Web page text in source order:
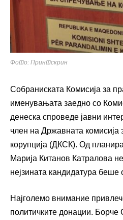
Фото: Принтскрин
Собраниската Комисија за
именувањата заедно со
денеска спроведе јавни
член на Државната комисија
корупција (ДКСК). Од
Марија Китанов Катралова
нејзината кандидатура беше
Најголемо внимание
политичките донации. Борче